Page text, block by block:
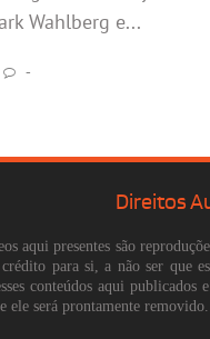
Wahlberg e...
-
Direitos
aqui presentes são
para si, a não ser que
conteúdos aqui
ele será prontamente removido.